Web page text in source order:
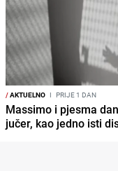
/AKTUELNO I PRIJE 1 DAN
Massimo i pjesma
jučer, kao jedno isti